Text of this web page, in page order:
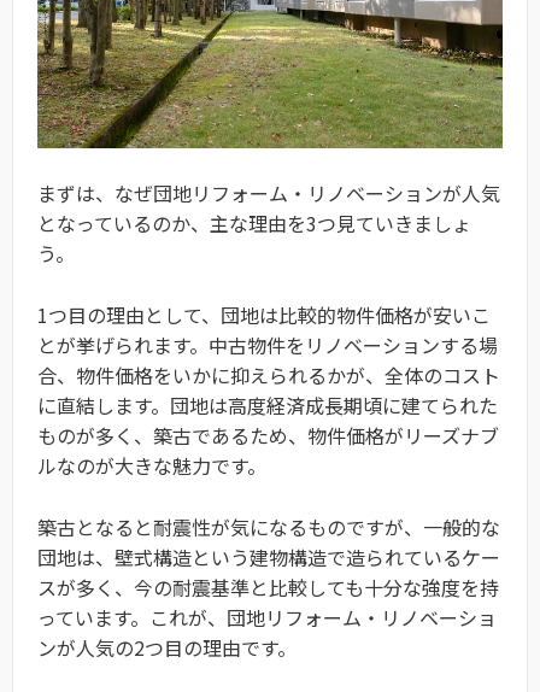
まずは、なぜ団地リフォーム・リノベーションが人気
となっているのか、主な理由を3つ見ていきましょ
う。
1つ目の理由として、団地は比較的物件価格が安いこ
とが挙げられます。中古物件をリノベーションする場
合、物件価格をいかに抑えられるかが、全体のコスト
に直結します。団地は高度経済成長期頃に建てられた
ものが多く、築古であるため、物件価格がリーズナブ
ルなのが大きな魅力です。
築古となると耐震性が気になるものですが、一般的な
団地は、壁式構造という建物構造で造られているケー
スが多く、今の耐震基準と比較しても十分な強度を持
っています。これが、団地リフォーム・リノベーショ
ンが人気の2つ目の理由です。